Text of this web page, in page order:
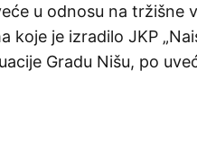
u odnosu na tržišne
koje je izradilo JKP
Gradu Nišu, po